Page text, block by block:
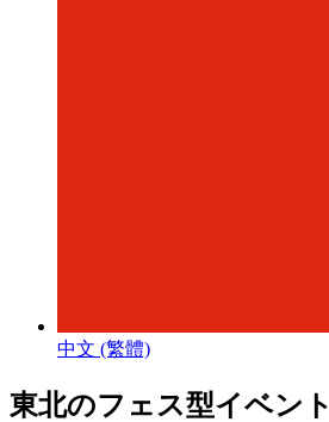
中文 (繁體)
東北のフェス型イベント